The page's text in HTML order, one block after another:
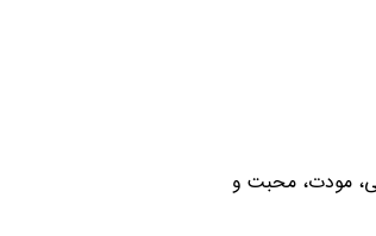
مودت، محبت و